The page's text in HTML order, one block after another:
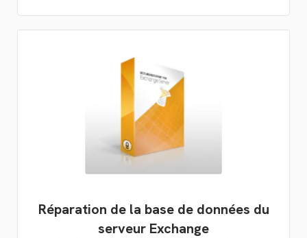
Réparation de la base de données du
serveur Exchange